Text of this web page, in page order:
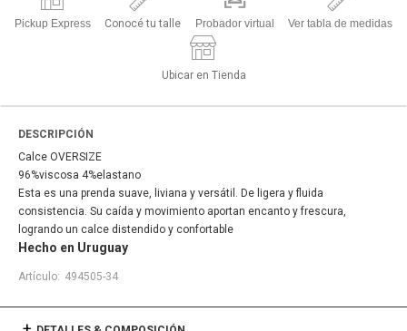
Pickup Express Conocé tu talle Probador virtual Ver tabla de medidas
Ubicar en Tienda
DESCRIPCIÓN
Calce OVERSIZE
96%viscosa 4%elastano
Esta es una prenda suave, liviana y versátil. De ligera y fluida
consistencia. Su caída y movimiento aportan encanto y frescura,
logrando un calce distendido y confortable
Hecho en Uruguay
494505-34